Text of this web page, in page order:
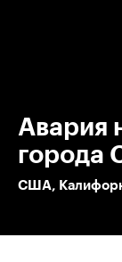
Авария
города
США,